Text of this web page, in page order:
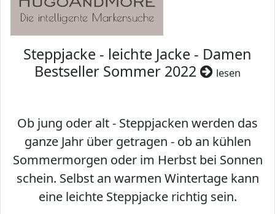
Steppjacke - leichte Jacke - Damen
Bestseller Sommer 2022
lesen
Ob jung oder alt - Steppjacken werden das
ganze Jahr über getragen - ob an kühlen
Sommermorgen oder im Herbst bei Sonnen
schein. Selbst an warmen Wintertage kann
eine leichte Steppjacke richtig sein.